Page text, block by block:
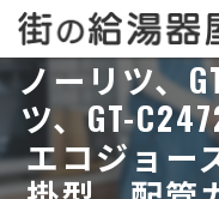
ノーリツ、
ツ、GT-
エコジョー